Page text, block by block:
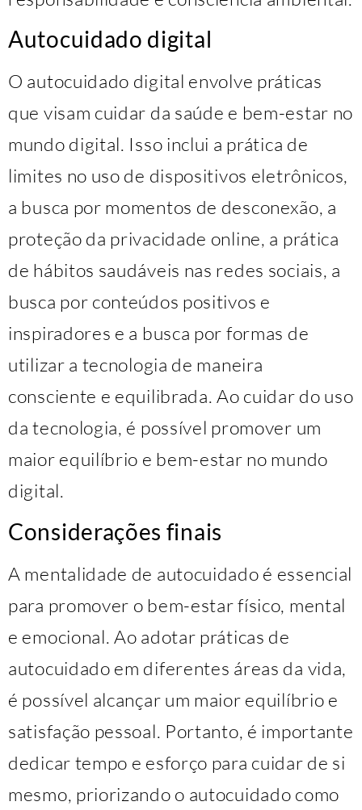
Autocuidado digital
O autocuidado digital envolve práticas
que visam cuidar da saúde e bem-estar no
mundo digital. Isso inclui a prática de
limites no uso de dispositivos eletrônicos,
a busca por momentos de desconexão, a
proteção da privacidade online, a prática
de hábitos saudáveis nas redes sociais, a
busca por conteúdos positivos e
inspiradores e a busca por formas de
utilizar a tecnologia de maneira
consciente e equilibrada. Ao cuidar do uso
da tecnologia, é possível promover um
maior equilíbrio e bem-estar no mundo
digital.
Considerações finais
A mentalidade de autocuidado é essencial
para promover o bem-estar físico, mental
e emocional. Ao adotar práticas de
autocuidado em diferentes áreas da vida,
é possível alcançar um maior equilíbrio e
satisfação pessoal. Portanto, é importante
dedicar tempo e esforço para cuidar de si
mesmo, priorizando o autocuidado como